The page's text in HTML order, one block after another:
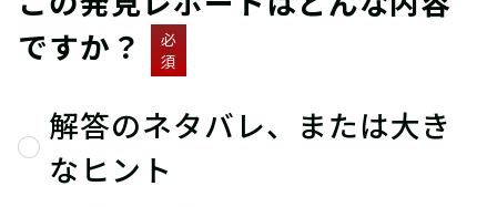
ですか？
必
須
解答のネタバレ、または大き
なヒント